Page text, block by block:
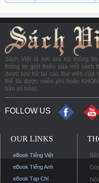
Sách Việt là nơi lưu trữ thông
thông tin giới thiệu của mỗi sách
được lưu trữ tại các thư viện của
thể tải được miễn phí hoặc
bản số hóa).
FOLLOW US
OUR LINKS
eBook Tiếng Việt
eBook Tiếng Anh
eBook Tạp Chí